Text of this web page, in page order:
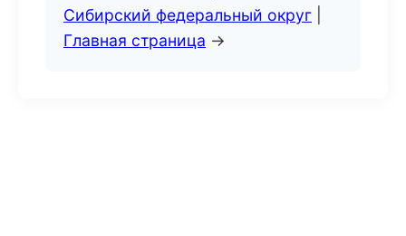
Сибирский федеральный округ
Главная страница →